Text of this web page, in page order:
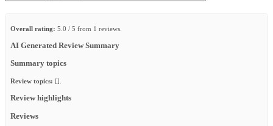
Overall rating: 5.0 / 5 from 1 reviews.
AI Generated Review Summary
Summary topics
Review topics: [].
Review highlights
Reviews